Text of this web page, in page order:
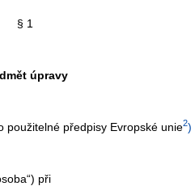
§ 1
úpravy
použitelné předpisy Evropské unie2)
při